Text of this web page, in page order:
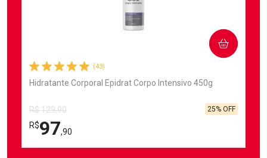
(43)
Hidratante Corporal Epidrat Corpo Intensivo 450g
R$ 129,90
R$97,90
25% OFF
COMPRAR